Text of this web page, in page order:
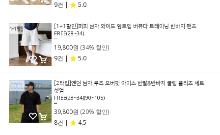
9건 |
5.0
[1+1할인]퍼피 남자 와이드 옆트임 버뮤다 트레이닝 반바지 팬츠
FREE(28~34)
19,800원 (34% 할인)
9건 |
5.0
[2타입]엔던 남자 루즈 오버핏 아이스 반팔&반바지 쿨링 플리츠 세트
셋업
FREE(28~34)(90~105)
39,800원 (20% 할인)
8건 |
4.5